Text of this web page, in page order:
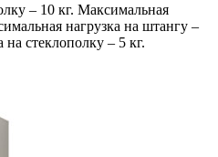
– 10 кг. Максимальная
нагрузка на штангу –
на стеклополку – 5 кг.